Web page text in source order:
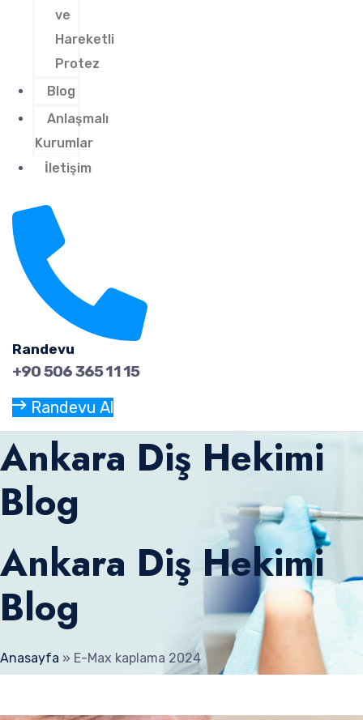
ve
Hareketli
Protez
Blog
Anlaşmalı
Kurumlar
İletişim
Randevu
+90 506 365 11 15
Randevu Al
Ankara Diş Hekimi
Blog
Ankara Diş Hekimi
Blog
Anasayfa » E-Max kaplama 2024